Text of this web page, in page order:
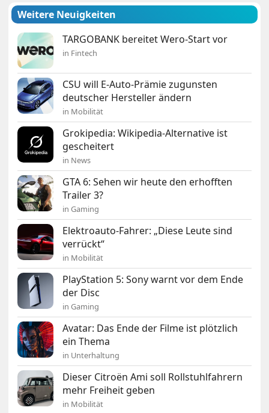
Weitere Neuigkeiten
TARGOBANK bereitet Wero-Start vor
in Fintech
CSU will E-Auto-Prämie zugunsten
deutscher Hersteller ändern
in Mobilität
Grokipedia: Wikipedia-Alternative ist
gescheitert
in News
GTA 6: Sehen wir heute den erhofften
Trailer 3?
in Gaming
Elektroauto-Fahrer: „Diese Leute sind
verrückt“
in Mobilität
PlayStation 5: Sony warnt vor dem Ende
der Disc
in Gaming
Avatar: Das Ende der Filme ist plötzlich
ein Thema
in Unterhaltung
Dieser Citroën Ami soll Rollstuhlfahrern
mehr Freiheit geben
in Mobilität